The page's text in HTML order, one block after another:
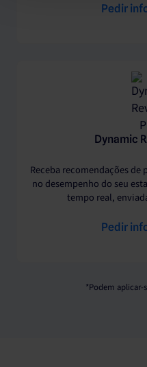
Pedir
Dynamic
Receba recomendações de
no desempenho do seu
tempo real,
Pedir
*Podem aplicar-